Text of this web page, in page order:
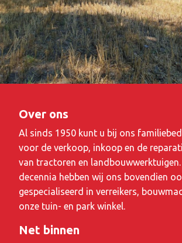
Over ons
Al sinds 1950 kunt u bij ons
voor de verkoop, inkoop en de
van tractoren en
decennia hebben wij ons bovendien
gespecialiseerd in verreikers,
onze tuin- en park winkel.
Net binnen